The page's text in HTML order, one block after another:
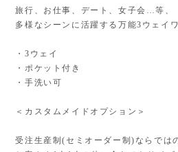
旅行、お仕事、デート、女子会…等、
多様なシーンに活躍する万能3ウェイ
・3ウェイ
・ポケット付き
・手洗い可
＜カスタムメイドオプション＞
受注生産制(セミオーダー制)ならでは